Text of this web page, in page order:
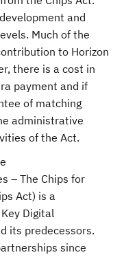
and
Much of the
to Horizon
there is a cost in
payment and if
of matching
administrative
of the Act.
– The Chips for
Act) is a
Digital
its predecessors.
since